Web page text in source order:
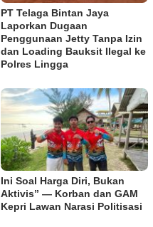
PT Telaga Bintan Jaya
Laporkan Dugaan
Penggunaan Jetty Tanpa Izin
dan Loading Bauksit Ilegal ke
Polres Lingga
Ini Soal Harga Diri, Bukan
Aktivis” — Korban dan GAM
Kepri Lawan Narasi Politisasi